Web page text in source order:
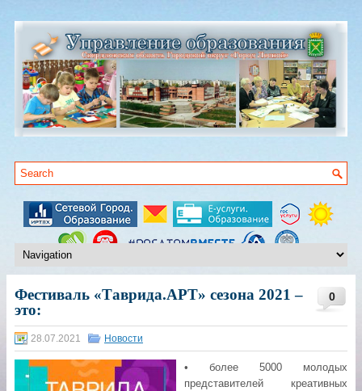
0
Фестиваль «Таврида.АРТ» сезона 2021 –
это:
28.07.2021 Новости
• более 5000 молодых
представителей креативных